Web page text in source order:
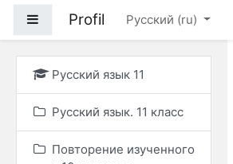
Боковая панель
Profil Русский ‎(ru)‎
Русский язык 11
Русский язык. 11 класс
Повторение изученного